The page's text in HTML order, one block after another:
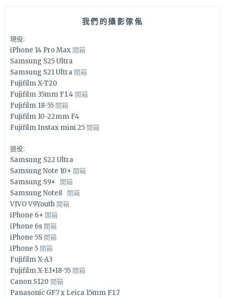
我們的攝影傢俬
現役:
iPhone 14 Pro Max 開箱
Samsung S25 Ultra
Samsung S21 Ultra 開箱
Fujifilm X-T20
Fujifilm 35mm F1.4 開箱
Fujifilm 18-55 開箱
Fujifilm 10-22mm F4
Fujifilm Instax mini 25 開箱
退役:
Samsung S22 Ultra
Samsung Note 10+ 開箱
Samsung S9+ 開箱
Samsung Note8 開箱
VIVO V9Youth 開箱
iPhone 6+ 開箱
iPhone 6s 開箱
iPhone 5S 開箱
iPhone 5 開箱
Fujifilm X-A3
Fujifilm X-E1+18-55 開箱
Canon S120 開箱
Panasonic GF7 x Leica 15mm F1.7